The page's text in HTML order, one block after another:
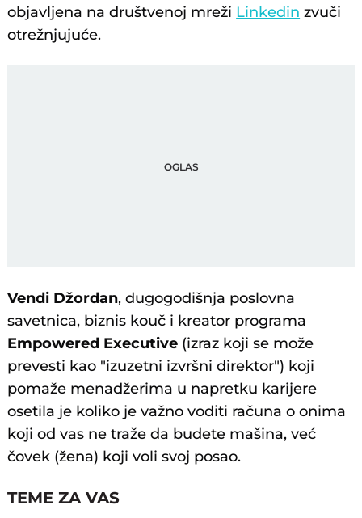
objavljena na društvenoj mreži Linkedin zvuči
otrežnjujuće.
Vendi Džordan, dugogodišnja poslovna
savetnica, biznis kouč i kreator programa
Empowered Executive (izraz koji se može
prevesti kao "izuzetni izvršni direktor") koji
pomaže menadžerima u napretku karijere
osetila je koliko je važno voditi računa o onima
koji od vas ne traže da budete mašina, već
čovek (žena) koji voli svoj posao.
TEME ZA VAS